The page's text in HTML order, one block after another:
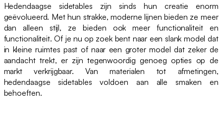
Hedendaagse sidetables zijn sinds hun creatie enorm
geëvolueerd. Met hun strakke, moderne lijnen bieden ze meer
dan alleen stijl, ze bieden ook meer functionaliteit en
functionaliteit. Of je nu op zoek bent naar een slank model dat
in kleine ruimtes past of naar een groter model dat zeker de
aandacht trekt, er zijn tegenwoordig genoeg opties op de
markt verkrijgbaar. Van materialen tot afmetingen,
hedendaagse sidetables voldoen aan alle smaken en
behoeften.